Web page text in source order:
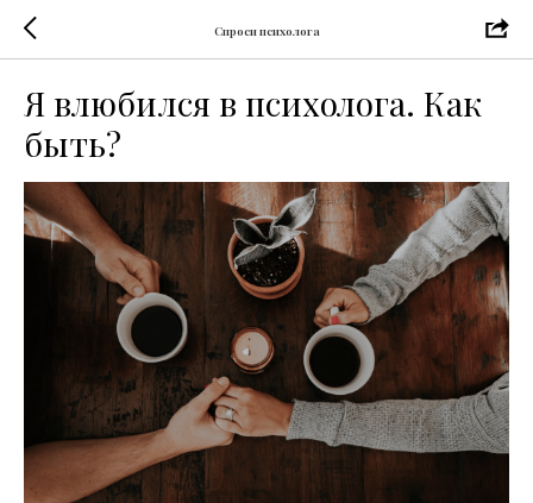
Спроси психолога
Я влюбился в психолога. Как
быть?